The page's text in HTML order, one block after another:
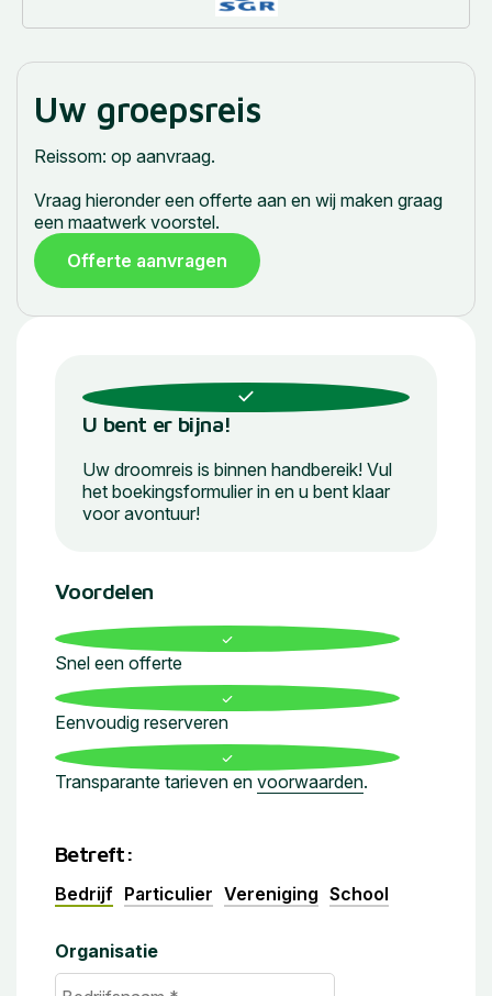
Uw groepsreis
Reissom: op aanvraag.
Vraag hieronder een offerte aan en wij maken graag
een maatwerk voorstel.
Offerte aanvragen
U bent er bijna!
Uw droomreis is binnen handbereik! Vul
het boekingsformulier in en u bent klaar
voor avontuur!
Voordelen
Snel een offerte
Eenvoudig reserveren
Transparante tarieven en voorwaarden.
Betreft:
Bedrijf Particulier Vereniging School
Organisatie